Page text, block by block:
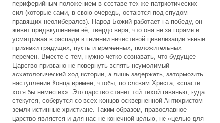
периферийным положением в составе тех же патриотических
сил (которые сами, в свою очередь, остаются под спудом
правящих неолибералов). Народ Божий работает на победу, он
живет предвкушением её, твердо веря, что она не за горами и
усматривая в распаде и гниении нечестивой цивилизации явные
признаки грядущих, пусть и временных, положительных
перемен. Вместе с тем, нужно четко сознавать, что будущее
Царство призвано не повернуть вспять неумолимый
эсхатологический ход истории, а лишь задержать, затормозить
наступление Конца времен, чтобы, по словам Христа, «спасти
хотя бы немногих». Это царство станет той тихой гаванью, куда
стекутся, соберутся со всех концов оскверненной Антихристом
земли истинные христиане. Таким образом, православное
царство является и для нас не конечной целью, не «целью для